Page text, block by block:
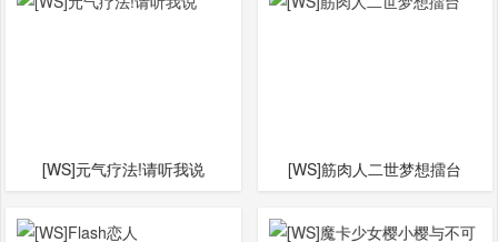
[WS]元气疗法!请听我说 [WS]筋肉人二世梦想擂台